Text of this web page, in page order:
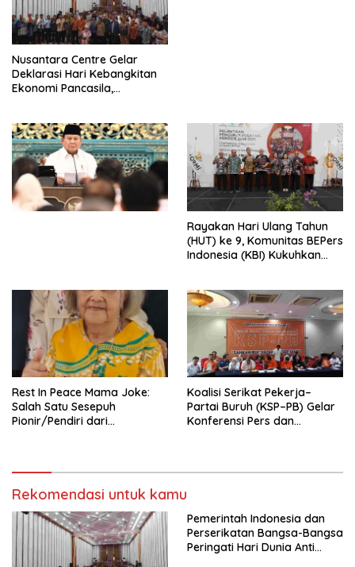
Nusantara Centre Gelar
Deklarasi Hari Kebangkitan
Ekonomi Pancasila,
Penjajahan (Pergolakan
Ekonomi Politik Indonesia) &
Simposium Nasional “Urgensi
Undang-Undang
Perekonomian Nasional dan
Kesejahteraan Sosial dalam
Rayakan Hari Ulang Tahun
(HUT) ke 9, Komunitas BEPers
Indonesia (KBI) Kukuhkan
Tema: “Penguatan dan
Pengembangan Organisasi
KBI yang Berbasis Riset di
seluruh Indonesia dan
Mancanegara”.
Rest In Peace Mama Joke:
Salah Satu Sesepuh
Pionir/Pendiri dari
Koalisi Serikat Pekerja–
Partai Buruh (KSP–PB) Gelar
Konferensi Pers dan
Rekomendasi untuk kamu
Pemerintah Indonesia dan
Perserikatan Bangsa-Bangsa
Peringati Hari Dunia Anti